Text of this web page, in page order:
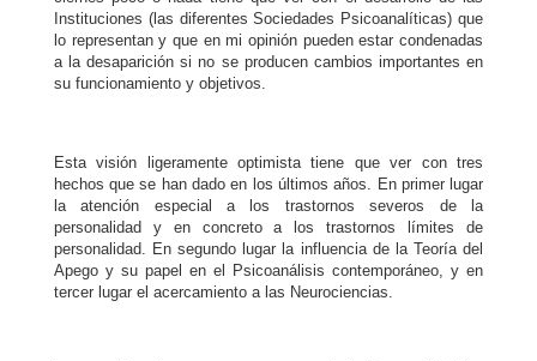
Instituciones (las diferentes Sociedades Psicoanalíticas) que
lo representan y que en mi opinión pueden estar condenadas
a la desaparición si no se producen cambios importantes en
su funcionamiento y objetivos.
Esta visión ligeramente optimista tiene que ver con tres
hechos que se han dado en los últimos años. En primer lugar
la atención especial a los trastornos severos de la
personalidad y en concreto a los trastornos límites de
personalidad. En segundo lugar la influencia de la Teoría del
Apego y su papel en el Psicoanálisis contemporáneo, y en
tercer lugar el acercamiento a las Neurociencias.